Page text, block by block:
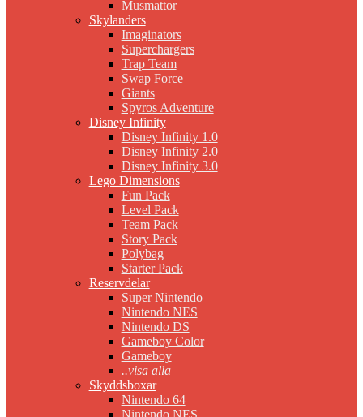
Musmattor
Skylanders
Imaginators
Superchargers
Trap Team
Swap Force
Giants
Spyros Adventure
Disney Infinity
Disney Infinity 1.0
Disney Infinity 2.0
Disney Infinity 3.0
Lego Dimensions
Fun Pack
Level Pack
Team Pack
Story Pack
Polybag
Starter Pack
Reservdelar
Super Nintendo
Nintendo NES
Nintendo DS
Gameboy Color
Gameboy
..visa alla
Skyddsboxar
Nintendo 64